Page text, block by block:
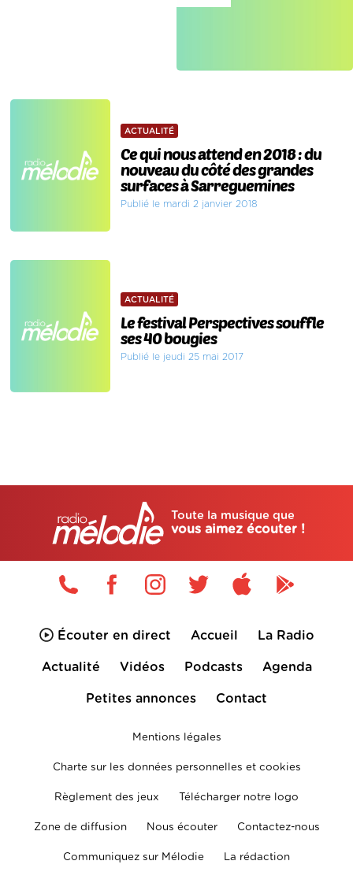
ACTUALITÉ
Ce qui nous attend en 2018 : du
nouveau du côté des grandes
surfaces à Sarreguemines
Publié le mardi 2 janvier 2018
ACTUALITÉ
Le festival Perspectives souffle
ses 40 bougies
Publié le jeudi 25 mai 2017
Toute la musique que
vous aimez écouter !
Écouter en direct Accueil La Radio
Actualité Vidéos Podcasts Agenda
Petites annonces Contact
Mentions légales
Charte sur les données personnelles et cookies
Règlement des jeux Télécharger notre logo
Zone de diffusion Nous écouter Contactez-nous
Communiquez sur Mélodie La rédaction